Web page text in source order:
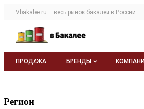
Раздел навигации по
Vbakalee.ru – весь рынок бакалеи в России.
Авторизация и меню
Навигация по разделам
ПРОДАЖА БРЕНДЫ
Новости рынка бакалеи
Фильтры
Регион